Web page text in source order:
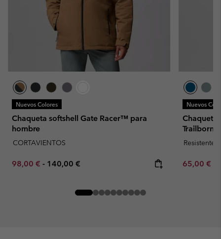
Nuevos Colores
Chaqueta softshell Gate Racer™ para
hombre
CORTAVIENTOS
Minimum sale price:
98,00 € - Maximum price:
140,00 €
Nuevos
Chaqueta
Resistente
Minimum
65,00 €